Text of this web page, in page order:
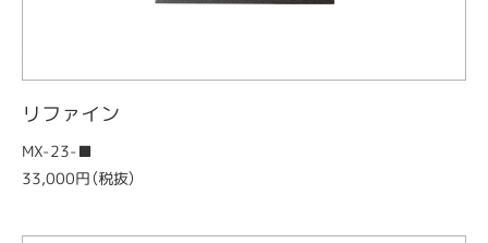
リファイン
MX-23-■
33,000円（税抜）